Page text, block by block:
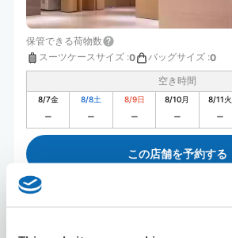
保管できる荷物数
スーツケースサイズ :0 バッグサイズ :0
空き時間
8/7金 8/8土 8/9日 8/10月 8/11火
この店舗を予約する